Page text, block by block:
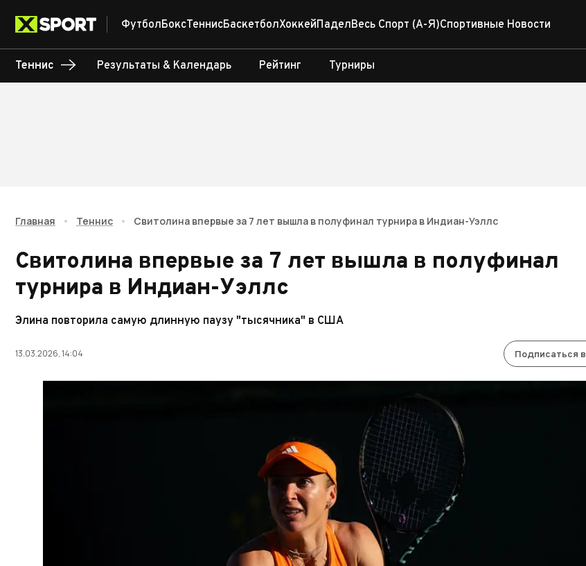
ФутболБоксТеннисБаскетболХоккейПаделВесь Спорт (А-Я)Спортивные Новости
Теннис Результаты & Календарь Рейтинг Турниры
Главная • Теннис • Свитолина впервые за 7 лет вышла в полуфинал турнира в Индиан-Уэллс
Свитолина впервые за 7 лет вышла в полуфинал
турнира в Индиан-Уэллс
Элина повторила самую длинную паузу "тысячника" в США
13.03.2026, 14:04 Подписаться в